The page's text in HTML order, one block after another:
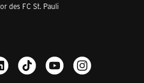
des FC St. Pauli